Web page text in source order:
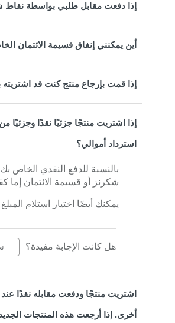
إذا دفعت مقابل طلبي بواسطة نقاط
أين يمكنني إنفاق قسيمة الائتمان
إذا قمت بإرجاع منتج كنت قد
إذا اشتريت منتجًا جزئيًا نقدًا
استرداد أموالي؟
بالنسبة للدفع النقدي الخاص
شكرنز أو قسيمة الائتمان
يمكنك أيضًا اختيار استلام
هل كانت الإجابة مفيدة؟
اشتريت منتجًا ودفعت مقابله نقدًا
أخرى. إذا أرجعت هذه المنتجات